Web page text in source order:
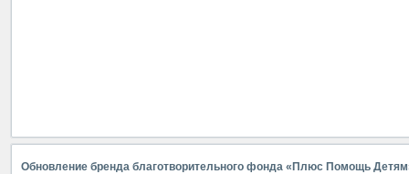
Обновление бренда благотворительного фонда «Плюс Помощь